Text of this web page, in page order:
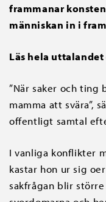
frammanar
människan in i
Läs hela
”När saker och
mamma att svära”,
offentligt samtal
I vanliga konflikter
kastar hon ur sig
sakfrågan blir